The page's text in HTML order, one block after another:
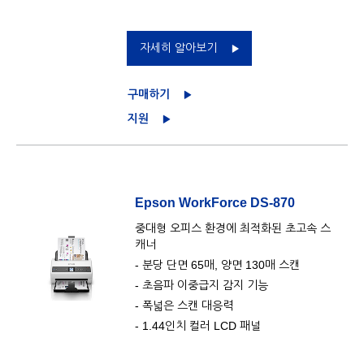
자세히 알아보기
구매하기
지원
Epson WorkForce DS-870
중대형 오피스 환경에 최적화된 초고속 스
캐너
- 분당 단면 65매, 양면 130매 스캔
- 초음파 이중급지 감지 기능
- 폭넓은 스캔 대응력
- 1.44인치 컬러 LCD 패널